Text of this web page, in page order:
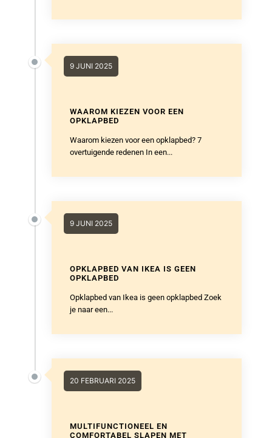
9 JUNI 2025
WAAROM KIEZEN VOOR EEN
OPKLAPBED
Waarom kiezen voor een opklapbed? 7
overtuigende redenen In een...
9 JUNI 2025
OPKLAPBED VAN IKEA IS GEEN
OPKLAPBED
Opklapbed van Ikea is geen opklapbed Zoek
je naar een...
20 FEBRUARI 2025
MULTIFUNCTIONEEL EN
COMFORTABEL SLAPEN MET